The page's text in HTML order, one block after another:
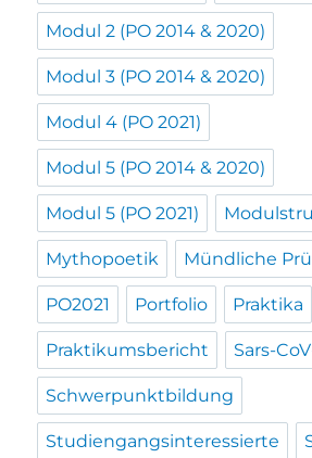
Modul 2 (PO 2014 & 2020)
Modul 3 (PO 2014 & 2020)
Modul 4 (PO 2021)
Modul 5 (PO 2014 & 2020)
Modul 5 (PO 2021)
Mythopoetik Mündliche
PO2021 Portfolio Praktika
Praktikumsbericht Sars-
Schwerpunktbildung
Studiengangsinteressierte